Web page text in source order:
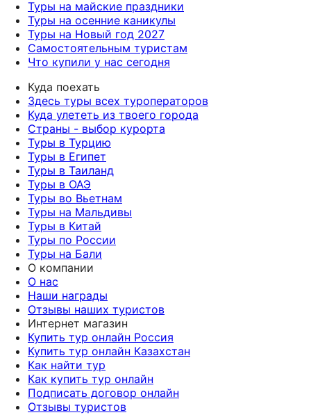
Туры на майские праздники
Туры на осенние каникулы
Туры на Новый год 2027
Самостоятельным туристам
Что купили у нас сегодня
Куда поехать
Здесь туры всех туроператоров
Куда улететь из твоего города
Страны - выбор курорта
Туры в Турцию
Туры в Египет
Туры в Таиланд
Туры в ОАЭ
Туры во Вьетнам
Туры на Мальдивы
Туры в Китай
Туры по России
Туры на Бали
О компании
О нас
Наши награды
Отзывы наших туристов
Интернет магазин
Купить тур онлайн Россия
Купить тур онлайн Казахстан
Как найти тур
Как купить тур онлайн
Подписать договор онлайн
Отзывы туристов